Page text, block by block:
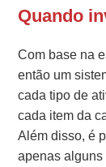
Quando
Com base na
então um
cada tipo de
cada item da
Além disso, é
apenas